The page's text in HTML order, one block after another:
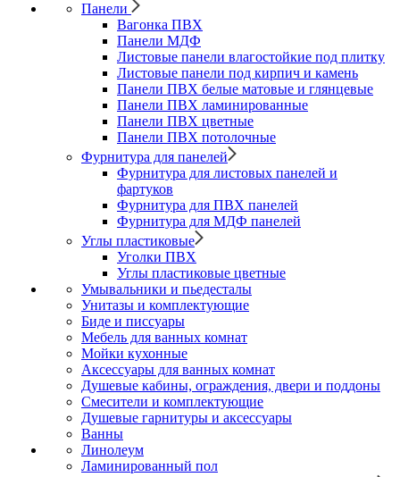
Панели
Вагонка ПВХ
Панели МДФ
Листовые панели влагостойкие под плитку
Листовые панели под кирпич и камень
Панели ПВХ белые матовые и глянцевые
Панели ПВХ ламинированные
Панели ПВХ цветные
Панели ПВХ потолочные
Фурнитура для панелей
Фурнитура для листовых панелей и
фартуков
Фурнитура для ПВХ панелей
Фурнитура для МДФ панелей
Углы пластиковые
Уголки ПВХ
Углы пластиковые цветные
Умывальники и пьедесталы
Унитазы и комплектующие
Биде и писсуары
Мебель для ванных комнат
Мойки кухонные
Аксессуары для ванных комнат
Душевые кабины, ограждения, двери и поддоны
Смесители и комплектующие
Душевые гарнитуры и аксессуары
Ванны
Линолеум
Ламинированный пол